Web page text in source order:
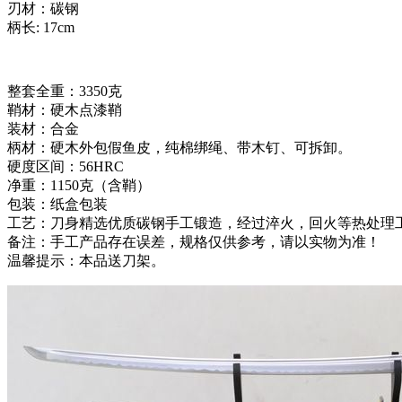
刃材：碳钢
柄长: 17cm
整套全重：3350克
鞘材：硬木点漆鞘
装材：合金
柄材：硬木外包假鱼皮，纯棉绑绳、带木钉、可拆卸。
硬度区间：56HRC
净重：1150克（含鞘）
包装：纸盒包装
工艺：刀身精选优质碳钢手工锻造，经过淬火，回火等热处理
备注：手工产品存在误差，规格仅供参考，请以实物为准！
温馨提示：本品送刀架。